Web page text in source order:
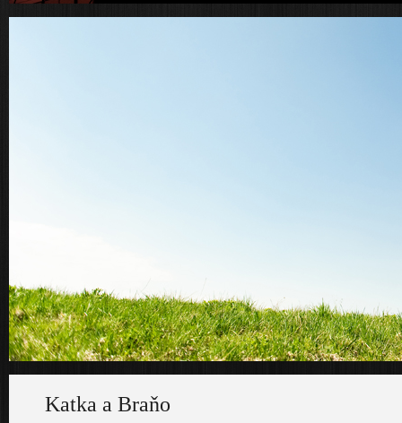
Katka a Braňo